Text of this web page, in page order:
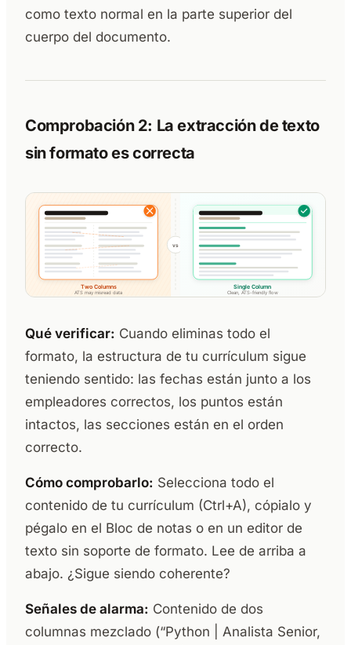
como texto normal en la parte superior del
cuerpo del documento.
Comprobación 2: La extracción de texto
sin formato es correcta
Qué verificar: Cuando eliminas todo el
formato, la estructura de tu currículum sigue
teniendo sentido: las fechas están junto a los
empleadores correctos, los puntos están
intactos, las secciones están en el orden
correcto.
Cómo comprobarlo: Selecciona todo el
contenido de tu currículum (Ctrl+A), cópialo y
pégalo en el Bloc de notas o en un editor de
texto sin soporte de formato. Lee de arriba a
abajo. ¿Sigue siendo coherente?
Señales de alarma: Contenido de dos
columnas mezclado (“Python | Analista Senior,